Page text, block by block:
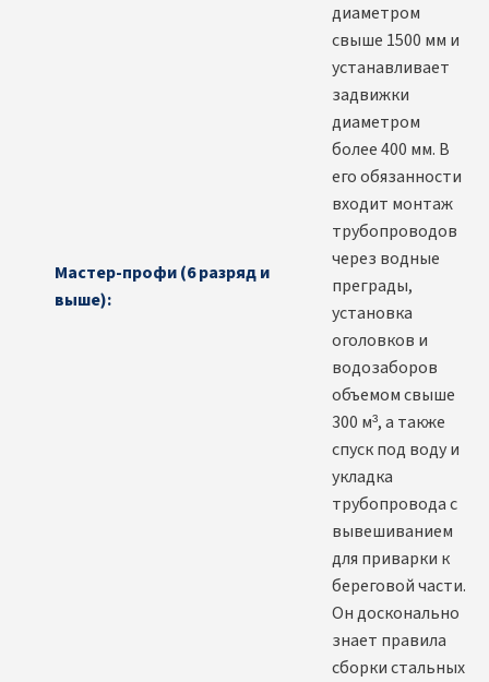
Мастер-профи (6 разряд и
выше):
диаметром
свыше 1500 мм и
устанавливает
задвижки
диаметром
более 400 мм. В
его обязанности
входит монтаж
трубопроводов
через водные
преграды,
установка
оголовков и
водозаборов
объемом свыше
300 м³, а также
спуск под воду и
укладка
трубопровода с
вывешиванием
для приварки к
береговой части.
Он досконально
знает правила
сборки стальных